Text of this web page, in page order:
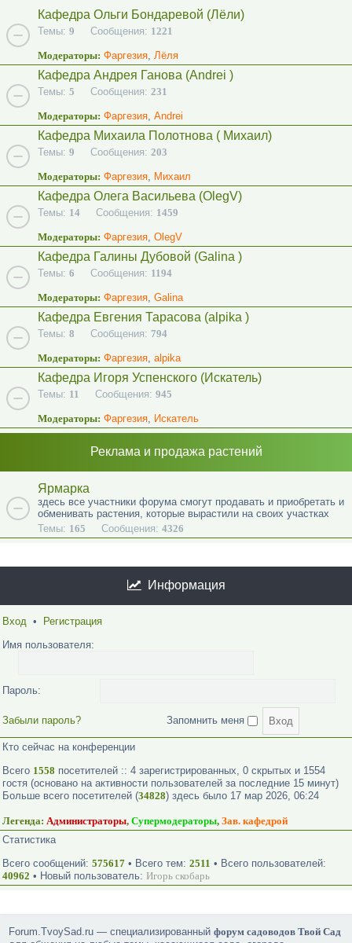
Кафедра Ольги Бондаревой (Лёли)
Темы: 9 Сообщения: 1221
Модераторы: Фаргезия, Лёля
Кафедра Андрея Ганова (Andrei )
Темы: 5 Сообщения: 231
Модераторы: Фаргезия, Andrei
Кафедра Михаила Полотнова ( Михаил)
Темы: 9 Сообщения: 203
Модераторы: Фаргезия, Михаил
Кафедра Олега Васильева (OlegV)
Темы: 14 Сообщения: 1459
Модераторы: Фаргезия, OlegV
Кафедра Галины Дубовой (Galina )
Темы: 6 Сообщения: 1194
Модераторы: Фаргезия, Galina
Кафедра Евгения Тарасова (alpika )
Темы: 8 Сообщения: 794
Модераторы: Фаргезия, alpika
Кафедра Игоря Успенского (Искатель)
Темы: 11 Сообщения: 945
Модераторы: Фаргезия, Искатель
Реклама и продажа растений
Ярмарка
здесь все участники форума смогут продавать и приобретать и
обменивать растения, которые вырастили на своих участках
Темы: 165 Сообщения: 4326
Информация
Вход •
Регистрация
Имя пользователя:
Пароль:
Забыли пароль? Запомнить меня
Кто сейчас на конференции
Всего 1558 посетителей :: 4 зарегистрированных, 0 скрытых и 1554
гостя (основано на активности пользователей за последние 15 минут)
Больше всего посетителей (34828) здесь было 17 мар 2026, 06:24
Легенда: Администраторы, Супермодераторы, Зав. кафедрой
Статистика
Всего сообщений: 575617 • Всего тем: 2511 • Всего пользователей:
40962 • Новый пользователь: Игорь скобарь
Forum.TvoySad.ru — специализированныйфорум садоводов Твой Сад